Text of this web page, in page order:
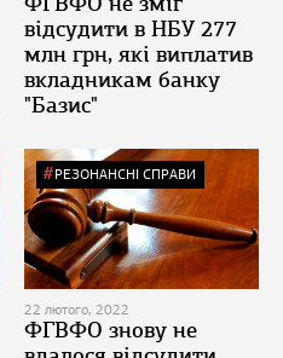
відсудити в НБУ 277
млн грн, які виплатив
вкладникам банку
"Базис"
РЕЗОНАНСНІ СПРАВИ
22 лютого, 2022
ФГВФО знову не